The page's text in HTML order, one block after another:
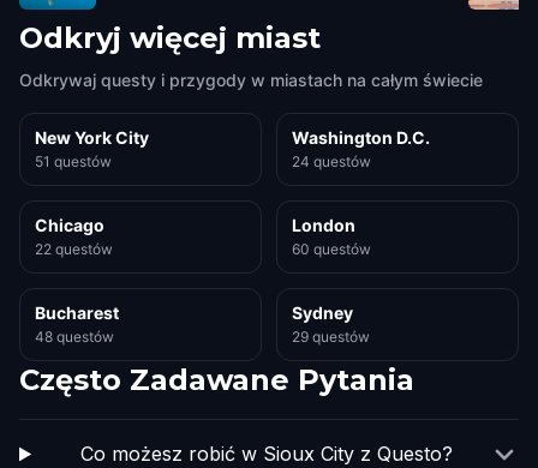
Odkryj więcej miast
Odkrywaj questy i przygody w miastach na całym świecie
New York City
51 questów
Washington D.C.
24 questów
Chicago
22 questów
London
60 questów
Bucharest
48 questów
Sydney
29 questów
Często Zadawane Pytania
Co możesz robić w Sioux City z Questo?